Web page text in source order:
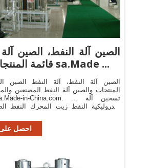
الصين آلة النفط، الصين
قائمة المنتجات في sa.Made ...
الصين آلة النفط، آلة النفط الصين
المنتجات والصين آلة النفط المصنعين
هيدروليكية النفط زيت المحرك النفط
احصل على